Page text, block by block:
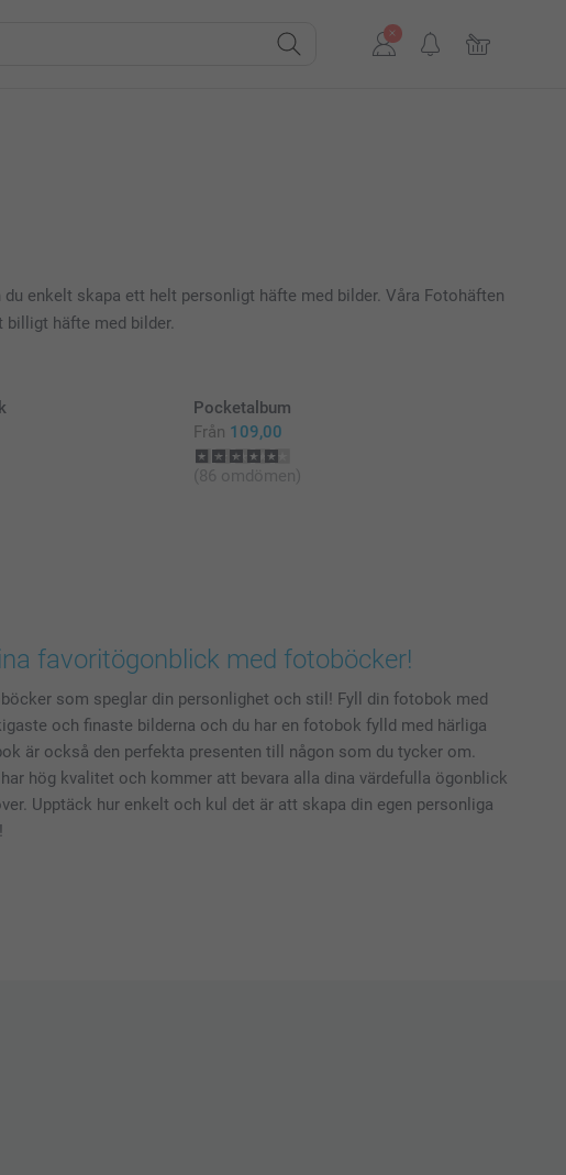
enkelt skapa ett helt personligt häfte med bilder. Våra Fotohäften
billigt häfte med bilder.
Pocketalbum
Från 109,00
(86 omdömen)
favoritögonblick med fotoböcker!
som speglar din personlighet och stil! Fyll din fotobok med
och finaste bilderna och du har en fotobok fylld med härliga
är också den perfekta presenten till någon som du tycker om.
hög kvalitet och kommer att bevara alla dina värdefulla ögonblick
Upptäck hur enkelt och kul det är att skapa din egen personliga